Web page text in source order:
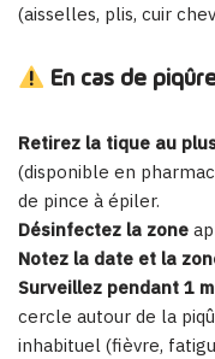
(aisselles, plis, cuir
En cas de
Retirez la tique au
(disponible en
de pince à épiler.
Désinfectez la zone
Notez la date et la
Surveillez pendant 1
cercle autour de la
inhabituel (fièvre,